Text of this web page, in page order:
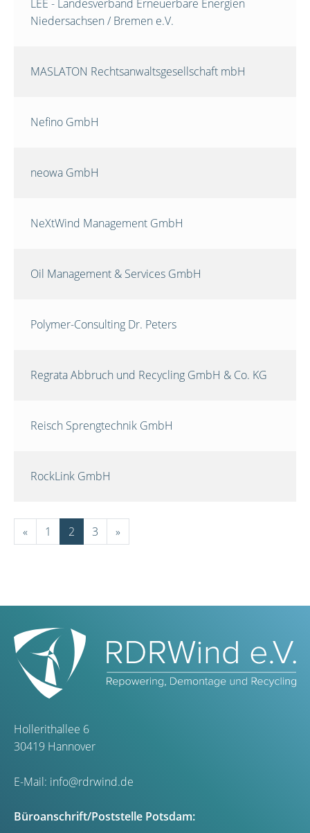
LEE - Landesverband Erneuerbare Energien
Niedersachsen / Bremen e.V.
MASLATON Rechtsanwaltsgesellschaft mbH
Nefino GmbH
neowa GmbH
NeXtWind Management GmbH
Oil Management & Services GmbH
Polymer-Consulting Dr. Peters
Regrata Abbruch und Recycling GmbH & Co. KG
Reisch Sprengtechnik GmbH
RockLink GmbH
« 1 2 3 »
Hollerithallee 6
30419 Hannover
E-Mail: info@rdrwind.de
Büroanschrift/Poststelle Potsdam: